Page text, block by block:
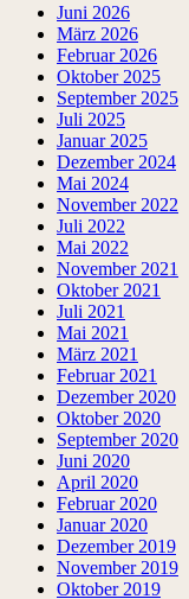
Juni 2026
März 2026
Februar 2026
Oktober 2025
September 2025
Juli 2025
Januar 2025
Dezember 2024
Mai 2024
November 2022
Juli 2022
Mai 2022
November 2021
Oktober 2021
Juli 2021
Mai 2021
März 2021
Februar 2021
Dezember 2020
Oktober 2020
September 2020
Juni 2020
April 2020
Februar 2020
Januar 2020
Dezember 2019
November 2019
Oktober 2019